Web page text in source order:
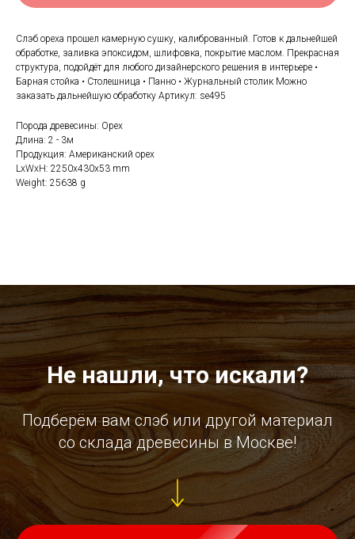
Слэб ореха прошел камерную сушку, калиброванный. Готов к дальнейшей
обработке, заливка эпоксидом, шлифовка, покрытие маслом. Прекрасная
структура, подойдёт для любого дизайнерского решения в интерьере •
Барная стойка • Столешница • Панно • Журнальный столик Можно
заказать дальнейшую обработку Артикул: se495
Порода древесины: Орех
Длина: 2 - 3м
Продукция: Американский орех
LxWxH: 2250x430x53 mm
Weight: 25638 g
Не нашли, что искали?
Подберём вам слэб или другой материал
со склада древесины в Москве!